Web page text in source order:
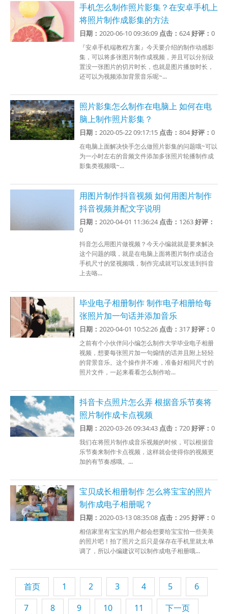
手机怎么制作照片影集？在安卓手机上
将照片制作成影集的方法
日期：2020-06-10 09:36:09 点击：624好评：0
『安卓手机端教程方案』今天要介绍的制作动感影
集，可以将多张图片制作成视频，并且可以分别设
置没一张图片的切片时长，也就是图片播放时长，
还可以为视频添加背景音乐呢~...
照片影集怎么制作在电脑上 如何在电
脑上制作照片影集？
日期：2020-05-22 09:17:15 点击：804好评：0
在电脑上面解决快手怎么做照片影集的问题哦~可以
为一小时左右的音频文件添加多张照片轮播制作成
影集类视频哦~...
用图片制作抖音视频 如何用图片制作
抖音视频并配文字说明
日期：2020-04-01 11:36:24 点击： 1263好评：
0
抖音怎么用图片做视频？今天小编就就是要来解决
这个问题的哦，就是在电脑上面将图片制作成适合
手机尺寸的竖视频哦，制作完成就可以发送到抖音
上去咯...
毕业电子相册制作 制作电子相册给每
张照片加一句话并添加音乐
日期：2020-04-01 10:52:26 点击：317好评：0
之前有个小伙伴问小编怎么制作大学毕业电子相册
视频，想要每张照片加一句煽情的话并且附上轻轻
的背景音乐。这个操作并不难，准备好相同尺寸的
照片文件，一起来看看怎么制作哈...
抖音卡点照片怎么弄 根据音乐节奏将
照片制作成卡点视频
日期：2020-03-26 09:34:43 点击：720好评：0
我们在将照片制作成音乐视频的时候，可以根据音
乐节奏来制作卡点视频，这样就会使得你的视频更
加的有节奏感哦。...
宝贝成长相册制作 怎么将宝宝的照片
制作成电子相册呢？
日期：2020-03-13 08:35:08 点击：295好评：0
相信家里有宝宝的用户都会想要给宝宝拍一些美美
的照片吧！拍了照片之后只是保存在手机里就太单
调了，所以小编建议可以制作成电子相册哦...
首页 1 2 3 4 5
6
7
8 9 10 11
下一页